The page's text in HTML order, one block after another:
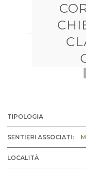
TIPOLOGIA
SENTIERI ASSOCIATI:
LOCALITÀ